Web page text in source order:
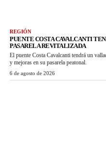
REGIÓN
PUENTE COSTA CAVALCANTI
PASARELA REVITALIZADA
El puente Costa Cavalcanti tendrá un
y mejoras en su pasarela peatonal.
6 de agosto de 2026